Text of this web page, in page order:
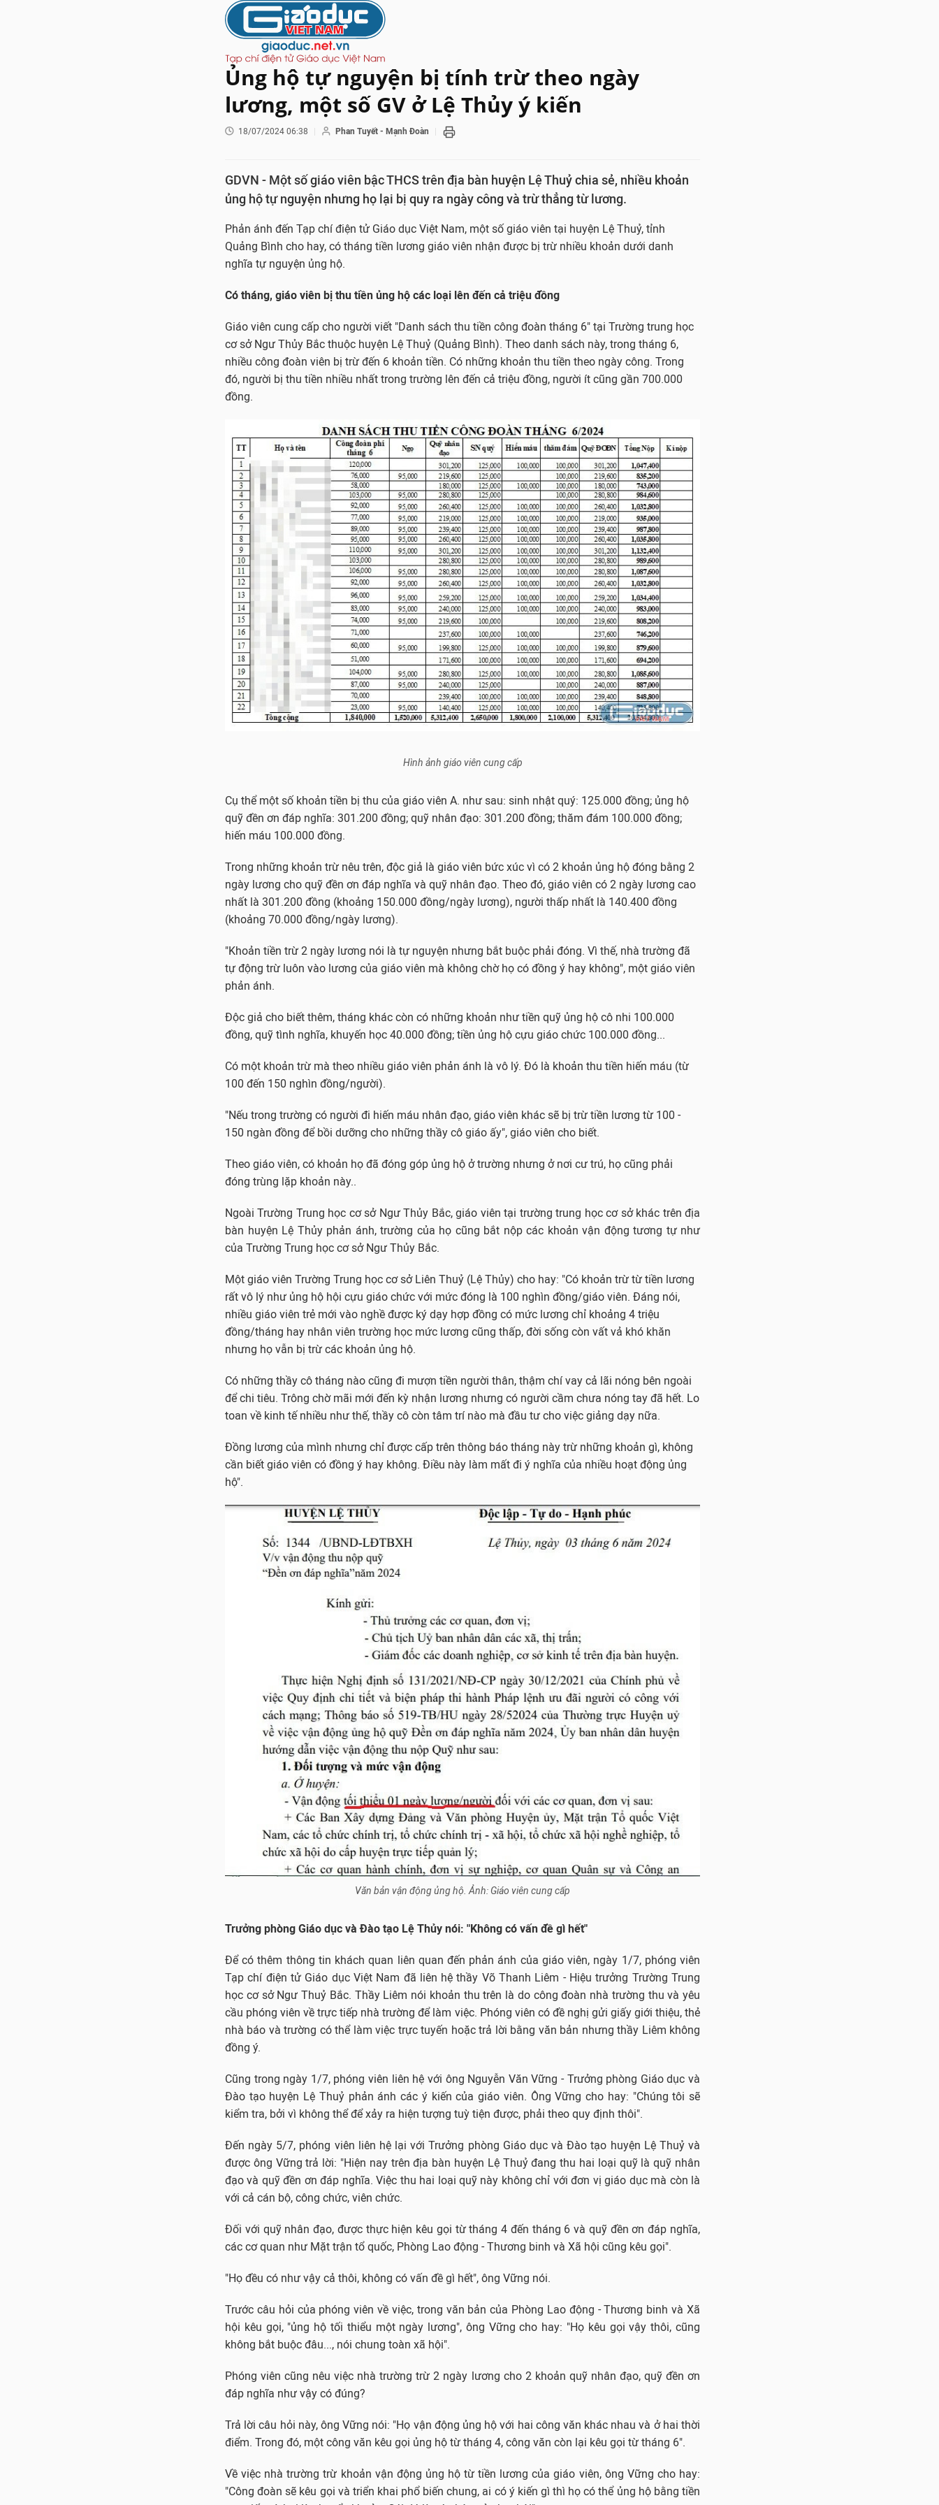
Ủng hộ tự nguyện bị tính trừ theo ngày
lương, một số GV ở Lệ Thủy ý kiến
18/07/2024 06:38 Phan Tuyết - Mạnh Đoàn
GDVN - Một số giáo viên bậc THCS trên địa bàn huyện Lệ Thuỷ chia sẻ, nhiều khoản
ủng hộ tự nguyện nhưng họ lại bị quy ra ngày công và trừ thẳng từ lương.
Phản ánh đến Tạp chí điện tử Giáo dục Việt Nam, một số giáo viên tại huyện Lệ Thuỷ, tỉnh
Quảng Bình cho hay, có tháng tiền lương giáo viên nhận được bị trừ nhiều khoản dưới danh
nghĩa tự nguyện ủng hộ.
Có tháng, giáo viên bị thu tiền ủng hộ các loại lên đến cả triệu đồng
Giáo viên cung cấp cho người viết "Danh sách thu tiền công đoàn tháng 6" tại Trường trung học
cơ sở Ngư Thủy Bắc thuộc huyện Lệ Thuỷ (Quảng Bình). Theo danh sách này, trong tháng 6,
nhiều công đoàn viên bị trừ đến 6 khoản tiền. Có những khoản thu tiền theo ngày công. Trong
đó, người bị thu tiền nhiều nhất trong trường lên đến cả triệu đồng, người ít cũng gần 700.000
đồng.
Hình ảnh giáo viên cung cấp
Cụ thể một số khoản tiền bị thu của giáo viên A. như sau: sinh nhật quý: 125.000 đồng; ủng hộ
quỹ đền ơn đáp nghĩa: 301.200 đồng; quỹ nhân đạo: 301.200 đồng; thăm đám 100.000 đồng;
hiến máu 100.000 đồng.
Trong những khoản trừ nêu trên, độc giả là giáo viên bức xúc vì có 2 khoản ủng hộ đóng bằng 2
ngày lương cho quỹ đền ơn đáp nghĩa và quỹ nhân đạo. Theo đó, giáo viên có 2 ngày lương cao
nhất là 301.200 đồng (khoảng 150.000 đồng/ngày lương), người thấp nhất là 140.400 đồng
(khoảng 70.000 đồng/ngày lương).
"Khoản tiền trừ 2 ngày lương nói là tự nguyện nhưng bắt buộc phải đóng. Vì thế, nhà trường đã
tự động trừ luôn vào lương của giáo viên mà không chờ họ có đồng ý hay không", một giáo viên
phản ánh.
Độc giả cho biết thêm, tháng khác còn có những khoản như tiền quỹ ủng hộ cô nhi 100.000
đồng, quỹ tình nghĩa, khuyến học 40.000 đồng; tiền ủng hộ cựu giáo chức 100.000 đồng...
Có một khoản trừ mà theo nhiều giáo viên phản ánh là vô lý. Đó là khoản thu tiền hiến máu (từ
100 đến 150 nghìn đồng/người).
"Nếu trong trường có người đi hiến máu nhân đạo, giáo viên khác sẽ bị trừ tiền lương từ 100 -
150 ngàn đồng để bồi dưỡng cho những thầy cô giáo ấy", giáo viên cho biết.
Theo giáo viên, có khoản họ đã đóng góp ủng hộ ở trường nhưng ở nơi cư trú, họ cũng phải
đóng trùng lặp khoản này..
Ngoài Trường Trung học cơ sở Ngư Thủy Bắc, giáo viên tại trường trung học cơ sở khác trên địa
bàn huyện Lệ Thủy phản ánh, trường của họ cũng bắt nộp các khoản vận động tương tự như
của Trường Trung học cơ sở Ngư Thủy Bắc.
Một giáo viên Trường Trung học cơ sở Liên Thuỷ (Lệ Thủy) cho hay: "Có khoản trừ từ tiền lương
rất vô lý như ủng hộ hội cựu giáo chức với mức đóng là 100 nghìn đồng/giáo viên. Đáng nói,
nhiều giáo viên trẻ mới vào nghề được ký dạy hợp đồng có mức lương chỉ khoảng 4 triệu
đồng/tháng hay nhân viên trường học mức lương cũng thấp, đời sống còn vất vả khó khăn
nhưng họ vẫn bị trừ các khoản ủng hộ.
Có những thầy cô tháng nào cũng đi mượn tiền người thân, thậm chí vay cả lãi nóng bên ngoài
để chi tiêu. Trông chờ mãi mới đến kỳ nhận lương nhưng có người cầm chưa nóng tay đã hết. Lo
toan về kinh tế nhiều như thế, thầy cô còn tâm trí nào mà đầu tư cho việc giảng dạy nữa.
Đồng lương của mình nhưng chỉ được cấp trên thông báo tháng này trừ những khoản gì, không
cần biết giáo viên có đồng ý hay không. Điều này làm mất đi ý nghĩa của nhiều hoạt động ủng
hộ".
Văn bản vận động ủng hộ. Ảnh: Giáo viên cung cấp
Trưởng phòng Giáo dục và Đào tạo Lệ Thủy nói: "Không có vấn đề gì hết"
Để có thêm thông tin khách quan liên quan đến phản ánh của giáo viên, ngày 1/7, phóng viên
Tạp chí điện tử Giáo dục Việt Nam đã liên hệ thầy Võ Thanh Liêm - Hiệu trưởng Trường Trung
học cơ sở Ngư Thuỷ Bắc. Thầy Liêm nói khoản thu trên là do công đoàn nhà trường thu và yêu
cầu phóng viên về trực tiếp nhà trường để làm việc. Phóng viên có đề nghị gửi giấy giới thiệu, thẻ
nhà báo và trường có thể làm việc trực tuyến hoặc trả lời bằng văn bản nhưng thầy Liêm không
đồng ý.
Cũng trong ngày 1/7, phóng viên liên hệ với ông Nguyễn Văn Vững - Trưởng phòng Giáo dục và
Đào tạo huyện Lệ Thuỷ phản ánh các ý kiến của giáo viên. Ông Vững cho hay: "Chúng tôi sẽ
kiểm tra, bởi vì không thể để xảy ra hiện tượng tuỳ tiện được, phải theo quy định thôi".
Đến ngày 5/7, phóng viên liên hệ lại với Trưởng phòng Giáo dục và Đào tạo huyện Lệ Thuỷ và
được ông Vững trả lời: "Hiện nay trên địa bàn huyện Lệ Thuỷ đang thu hai loại quỹ là quỹ nhân
đạo và quỹ đền ơn đáp nghĩa. Việc thu hai loại quỹ này không chỉ với đơn vị giáo dục mà còn là
với cả cán bộ, công chức, viên chức.
Đối với quỹ nhân đạo, được thực hiện kêu gọi từ tháng 4 đến tháng 6 và quỹ đền ơn đáp nghĩa,
các cơ quan như Mặt trận tổ quốc, Phòng Lao động - Thương binh và Xã hội cũng kêu gọi".
"Họ đều có như vậy cả thôi, không có vấn đề gì hết", ông Vững nói.
Trước câu hỏi của phóng viên về việc, trong văn bản của Phòng Lao động - Thương binh và Xã
hội kêu gọi, "ủng hộ tối thiểu một ngày lương", ông Vững cho hay: "Họ kêu gọi vậy thôi, cũng
không bắt buộc đâu..., nói chung toàn xã hội".
Phóng viên cũng nêu việc nhà trường trừ 2 ngày lương cho 2 khoản quỹ nhân đạo, quỹ đền ơn
đáp nghĩa như vậy có đúng?
Trả lời câu hỏi này, ông Vững nói: "Họ vận động ủng hộ với hai công văn khác nhau và ở hai thời
điểm. Trong đó, một công văn kêu gọi ủng hộ từ tháng 4, công văn còn lại kêu gọi từ tháng 6".
Về việc nhà trường trừ khoản vận động ủng hộ từ tiền lương của giáo viên, ông Vững cho hay:
"Công đoàn sẽ kêu gọi và triển khai phổ biến chung, ai có ý kiến gì thì họ có thể ủng hộ bằng tiền